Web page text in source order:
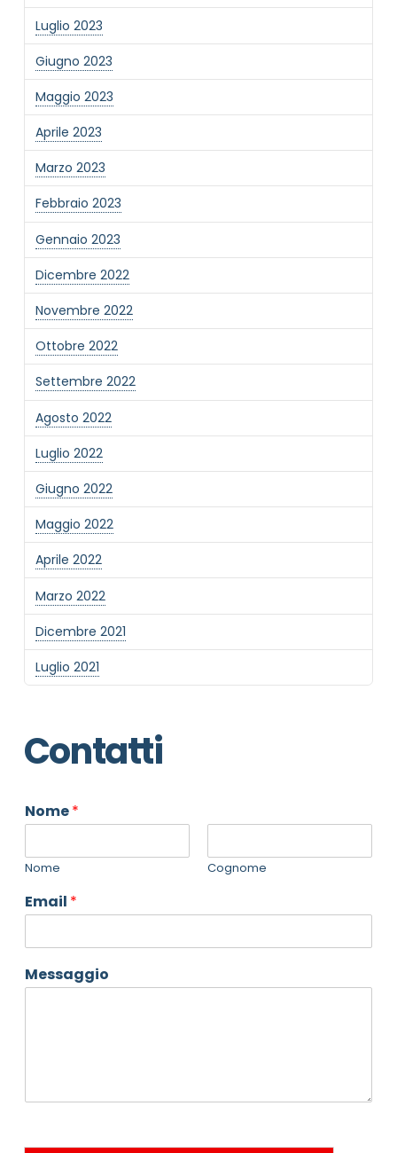
Luglio 2023
Giugno 2023
Maggio 2023
Aprile 2023
Marzo 2023
Febbraio 2023
Gennaio 2023
Dicembre 2022
Novembre 2022
Ottobre 2022
Settembre 2022
Agosto 2022
Luglio 2022
Giugno 2022
Maggio 2022
Aprile 2022
Marzo 2022
Dicembre 2021
Luglio 2021
Contatti
Nome*
Nome Cognome
Email *
Messaggio